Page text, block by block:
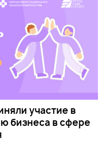
участие в
бизнеса в сфере